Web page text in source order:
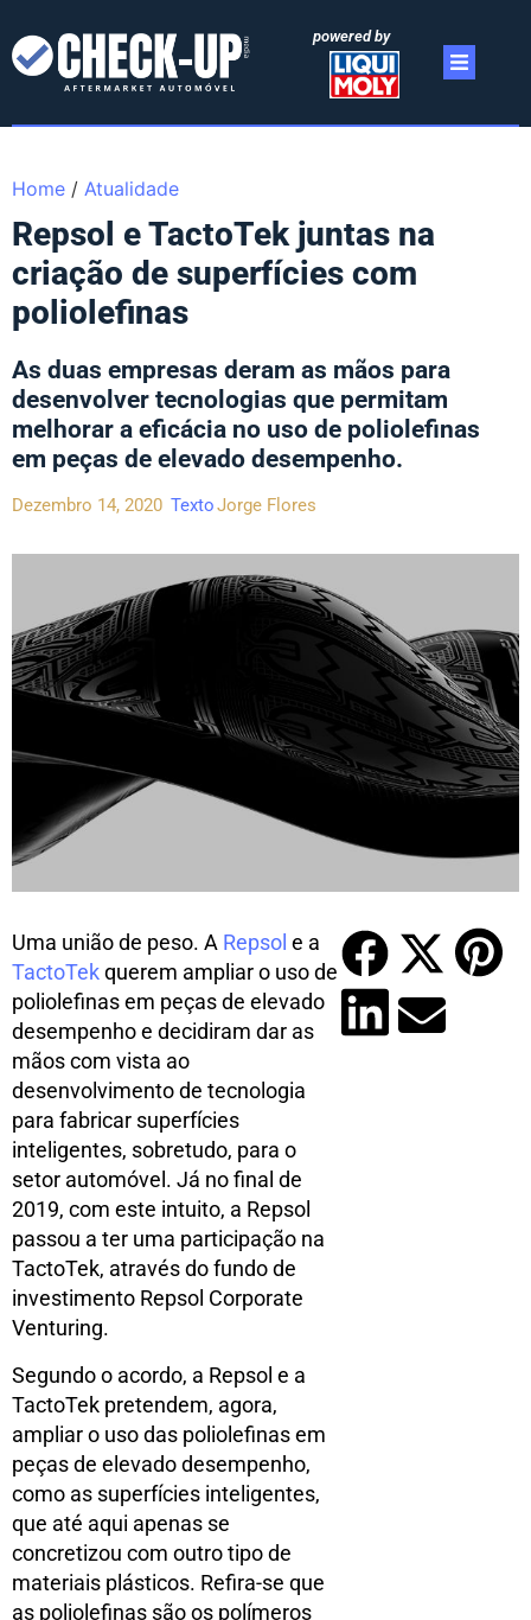
powered by
Home / Atualidade
Repsol e TactoTek juntas na
criação de superfícies com
poliolefinas
As duas empresas deram as mãos para
desenvolver tecnologias que permitam
melhorar a eficácia no uso de poliolefinas
em peças de elevado desempenho.
Dezembro 14, 2020 TextoJorge Flores
Uma união de peso. A Repsol e a
TactoTekquerem ampliar o uso de
poliolefinas em peças de elevado
desempenho e decidiram dar as
mãos com vista ao
desenvolvimento de tecnologia
para fabricar superfícies
inteligentes, sobretudo, para o
setor automóvel. Já no final de
2019, com este intuito, a Repsol
passou a ter uma participação na
TactoTek, através do fundo de
investimento Repsol Corporate
Venturing.
Segundo o acordo, a Repsol e a
TactoTek pretendem, agora,
ampliar o uso das poliolefinas em
peças de elevado desempenho,
como as superfícies inteligentes,
que até aqui apenas se
concretizou com outro tipo de
materiais plásticos. Refira-se que
as poliolefinas são os polímeros